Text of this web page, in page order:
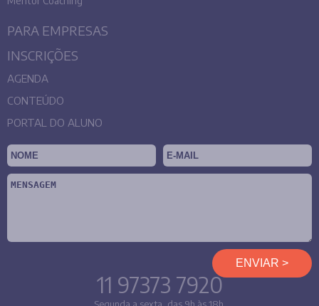
PARA EMPRESAS
INSCRIÇÕES
AGENDA
CONTEÚDO
PORTAL DO ALUNO
11 97373 7920